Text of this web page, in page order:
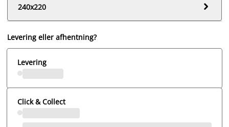
240x220

Levering eller afhentning?
Levering
Click & Collect